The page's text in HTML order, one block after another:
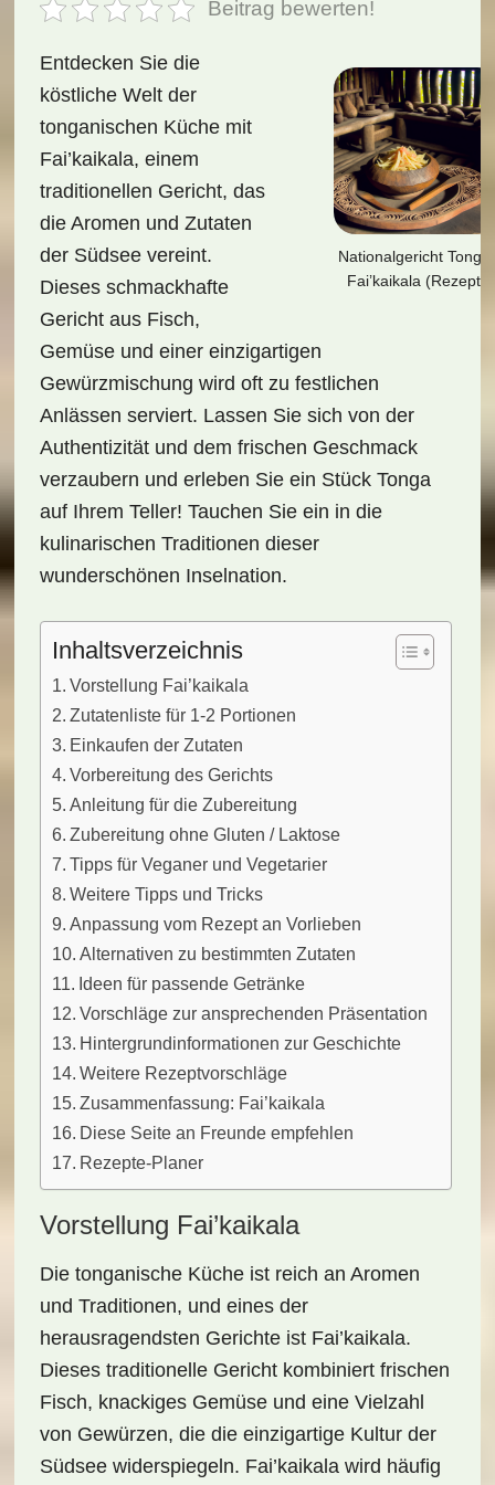
Beitrag bewerten!
Nationalgericht Tonga:
Fai’kaikala (Rezept)
Entdecken Sie die
köstliche Welt der
tonganischen Küche mit
Fai’kaikala, einem
traditionellen Gericht, das
die Aromen und Zutaten
der Südsee vereint.
Dieses schmackhafte
Gericht aus Fisch,
Gemüse und einer einzigartigen
Gewürzmischung wird oft zu festlichen
Anlässen serviert. Lassen Sie sich von der
Authentizität und dem frischen Geschmack
verzaubern und erleben Sie ein Stück Tonga
auf Ihrem Teller! Tauchen Sie ein in die
kulinarischen Traditionen dieser
wunderschönen Inselnation.
Inhaltsverzeichnis
Vorstellung Fai’kaikala
Zutatenliste für 1-2 Portionen
Einkaufen der Zutaten
Vorbereitung des Gerichts
Anleitung für die Zubereitung
Zubereitung ohne Gluten / Laktose
Tipps für Veganer und Vegetarier
Weitere Tipps und Tricks
Anpassung vom Rezept an Vorlieben
Alternativen zu bestimmten Zutaten
Ideen für passende Getränke
Vorschläge zur ansprechenden Präsentation
Hintergrundinformationen zur Geschichte
Weitere Rezeptvorschläge
Zusammenfassung: Fai’kaikala
Diese Seite an Freunde empfehlen
Rezepte-Planer
Vorstellung Fai’kaikala
Die tonganische Kücheist reich an Aromen
und Traditionen, und eines der
herausragendsten Gerichte ist Fai’kaikala.
Dieses traditionelle Gericht kombiniert frischen
Fisch, knackiges Gemüseund eine Vielzahl
von Gewürzen, die die einzigartige Kultur der
Südsee widerspiegeln. Fai’kaikala wird häufig